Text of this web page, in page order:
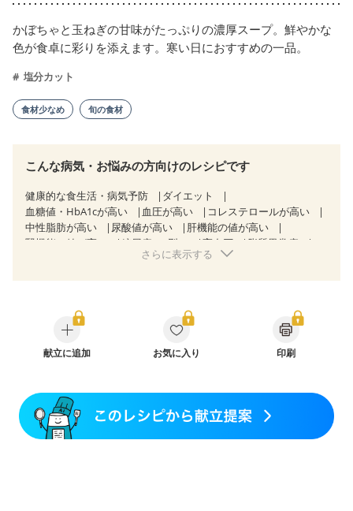
かぼちゃと玉ねぎの甘味がたっぷりの濃厚スープ。鮮やかな
色が食卓に彩りを添えます。寒い日におすすめの一品。
塩分カット
食材少なめ 旬の食材
こんな病気・お悩みの方向けのレシピです
健康的な食生活・病気予防
ダイエット
血糖値・HbA1cが高い
血圧が高い
コレステロールが高い
中性脂肪が高い
尿酸値が高い
肝機能の値が高い
腎機能の値が高い
糖尿病（2型） 高血圧
脂質異常症
狭心症 心筋梗塞
糖尿病性腎症（第１期）
糖尿病性腎症（第２期）
CKD（ステージ１）
CKD（ステージ２）
乳がん（抗がん剤治療中）
乳がん（ホルモン療法中）
妊娠中(初期)
妊婦健診・血圧が気になる（初期）
妊婦健診・血糖値が気になる（初期）
さらに表示する
献立に追加 お気に入り 印刷